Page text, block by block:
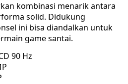
kombinasi menarik antara
solid. Didukung
ini bisa diandalkan untuk
game santai.
90 Hz